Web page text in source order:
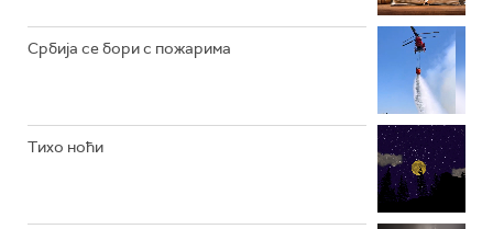
Србија се бори с пожарима
Тихо ноћи